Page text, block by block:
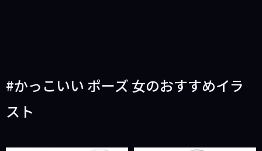
かっこいい ポーズ 女のおすすめイラ
スト